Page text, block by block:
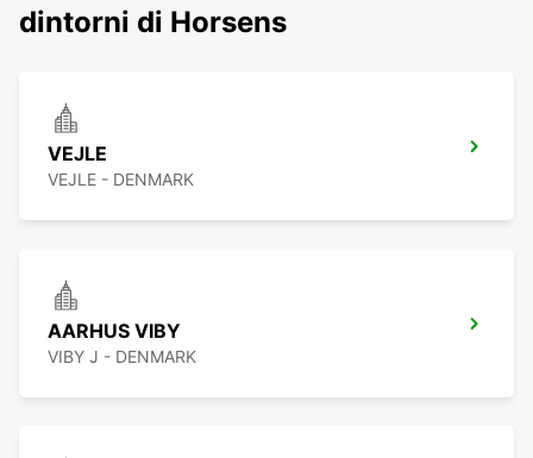
dintorni di Horsens
VEJLE
VEJLE - DENMARK
AARHUS VIBY
VIBY J - DENMARK